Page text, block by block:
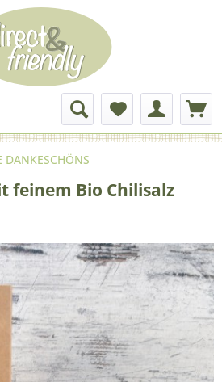
DANKESCHÖNS
feinem Bio Chilisalz